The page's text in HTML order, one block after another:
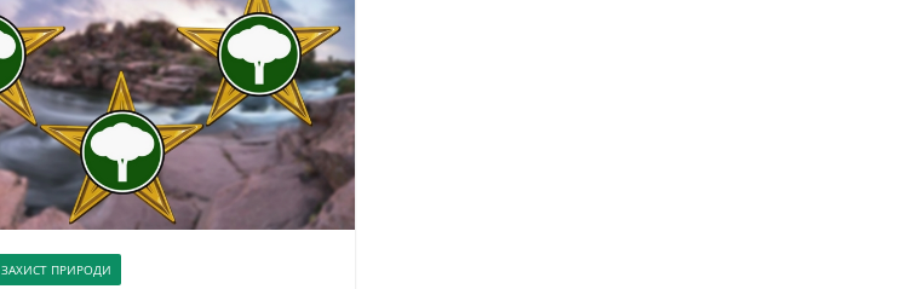
ЗАХИСТ ПРИРОДИ